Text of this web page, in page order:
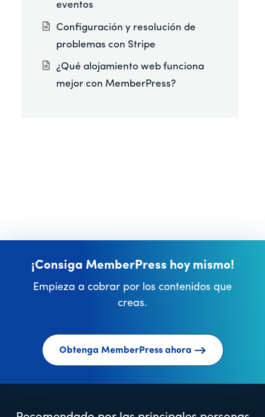
eventos
Configuración y resolución de
problemas con Stripe
¿Qué alojamiento web funciona
mejor con MemberPress?
¡Consiga MemberPress hoy mismo!
Empieza a cobrar por los contenidos que
creas.
Obtenga MemberPress ahora